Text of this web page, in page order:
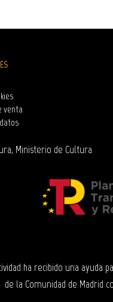
venta
Ministerio de Cultura
ha recibido una ayuda
de la Comunidad de Madrid